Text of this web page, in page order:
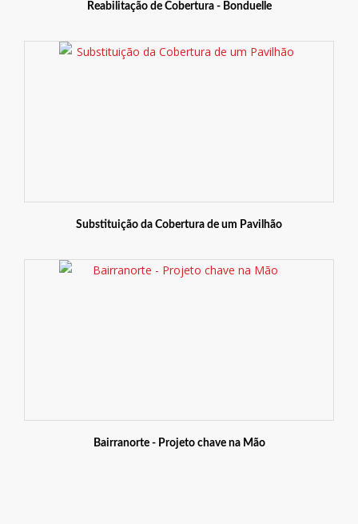
Reabilitação de Cobertura - Bonduelle
Substituição da Cobertura de um Pavilhão
Bairranorte - Projeto chave na Mão